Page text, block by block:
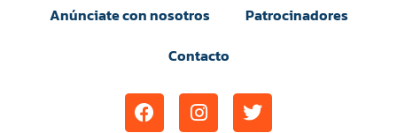
Anúnciate con nosotros
Patrocinadores
Contacto